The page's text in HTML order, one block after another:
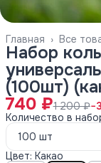
Все
Главная ›
Набор
(100шт)
740 ₽1 200 ₽−
Количество в
100 шт
Цвет: Какао